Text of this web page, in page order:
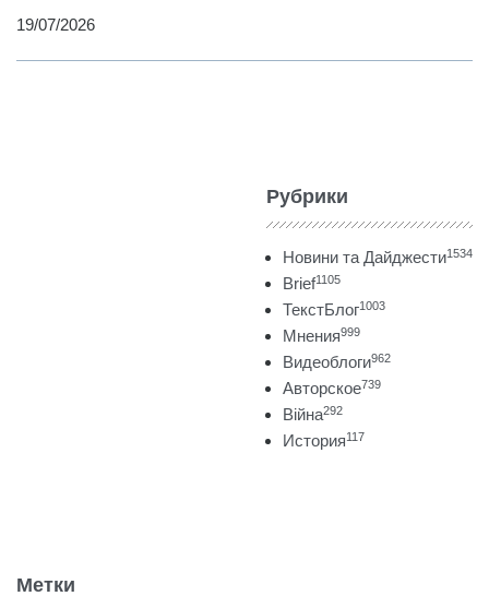
19/07/2026
Рубрики
Новини та Дайджести1534
Brief1105
ТекстБлог1003
Мнения999
Видеоблоги962
Авторское739
Війна292
История117
Метки